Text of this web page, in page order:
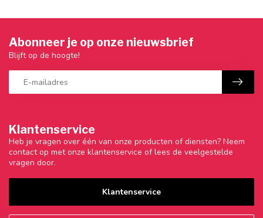
Klantenservice
Heb je vragen over één van onze producten of diensten? Neem
contact op met onze klantenservice of lees de veelgestelde
vragen door.
Klantenservice
Abonneer je op onze nieuwsbrief
Blijft op de hoogte!